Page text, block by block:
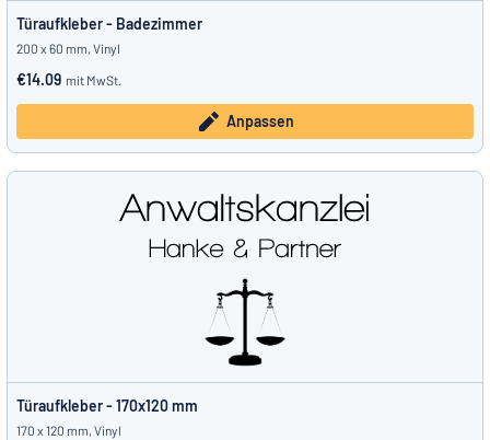
Türaufkleber - Badezimmer
200 x 60 mm, Vinyl
€14.09 mit MwSt.
Anpassen
Türaufkleber - 170x120 mm
170 x 120 mm, Vinyl